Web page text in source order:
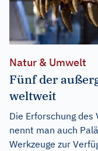
Natur & Umwelt
Fünf der
weltweit
Die Erforschung
nennt man auch
Werkzeuge zur